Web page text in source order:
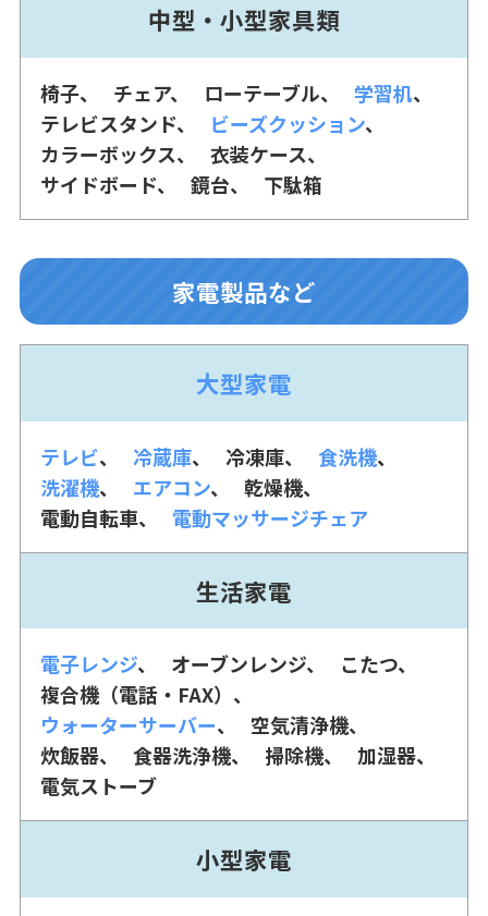
中型・小型家具類
椅子 チェア ローテーブル
学習机
テレビスタンド
ビーズクッション
カラーボックス
衣装ケース
サイドボード
鏡台 下駄箱
家電製品など
大型家電
テレビ 冷蔵庫 冷凍庫
食洗機
洗濯機
エアコン
乾燥機
電動自転車
電動マッサージチェア
生活家電
電子レンジ オーブンレンジ
こたつ
複合機（電話・FAX）
ウォーターサーバー
空気清浄機
炊飯器
食器洗浄機 掃除機
加湿器
電気ストーブ
小型家電